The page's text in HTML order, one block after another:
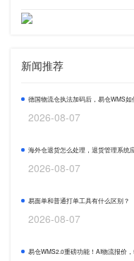
新闻推荐
德国物流仓执法加码后，易仓WMS
2026-08-07
海外仓退货怎么处理，退货管理系统
2026-08-07
易面单和普通打单工具有什么区别？
2026-08-07
易仓WMS2.0重磅功能！AI物流报价